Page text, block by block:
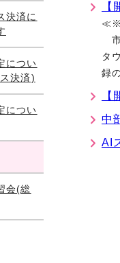
≪※
市
タ
録
中
AI
決済に
につい
決済)
につい
会(総